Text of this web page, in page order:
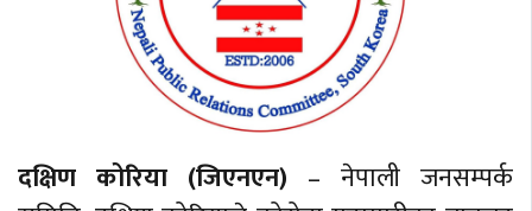
दक्षिण कोरिया (जिएनएन) – नेपाली जनसम्पर्क